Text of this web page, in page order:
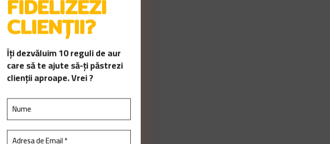
FIDELIZEZI
CLIENȚII?
Îți dezvăluim 10 reguli de aur
care să te ajute să-ți păstrezi
clienții aproape. Vrei ?